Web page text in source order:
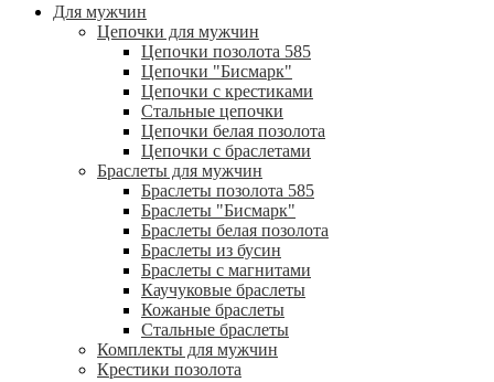
Для мужчин
Цепочки для мужчин
Цепочки позолота 585
Цепочки "Бисмарк"
Цепочки с крестиками
Стальные цепочки
Цепочки белая позолота
Цепочки с браслетами
Браслеты для мужчин
Браслеты позолота 585
Браслеты "Бисмарк"
Браслеты белая позолота
Браслеты из бусин
Браслеты с магнитами
Каучуковые браслеты
Кожаные браслеты
Стальные браслеты
Комплекты для мужчин
Крестики позолота